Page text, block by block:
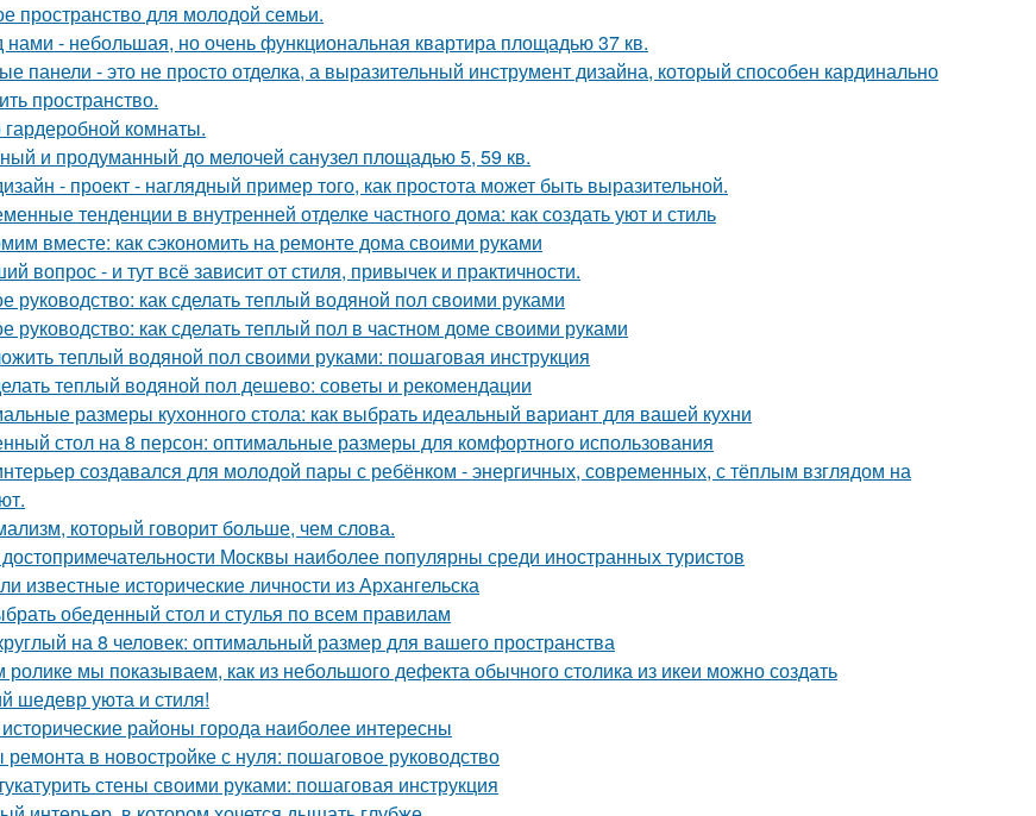
пространство для молодой семьи.
нами - небольшая, но очень функциональная квартира площадью 37 кв.
панели - это не просто отделка, а выразительный инструмент дизайна, который способен кардинально
пространство.
комнаты.
и продуманный до мелочей санузел площадью 5, 59 кв.
- проект - наглядный пример того, как простота может быть выразительной.
тенденции в внутренней отделке частного дома: как создать уют и стиль
вместе: как сэкономить на ремонте дома своими руками
вопрос - и тут всё зависит от стиля, привычек и практичности.
руководство: как сделать теплый водяной пол своими руками
руководство: как сделать теплый пол в частном доме своими руками
теплый водяной пол своими руками: пошаговая инструкция
теплый водяной пол дешево: советы и рекомендации
размеры кухонного стола: как выбрать идеальный вариант для вашей кухни
стол на 8 персон: оптимальные размеры для комфортного использования
создавался для молодой пары с ребёнком - энергичных, современных, с тёплым взглядом на
который говорит больше, чем слова.
Москвы наиболее популярны среди иностранных туристов
известные исторические личности из Архангельска
обеденный стол и стулья по всем правилам
на 8 человек: оптимальный размер для вашего пространства
ролике мы показываем, как из небольшого дефекта обычного столика из икеи можно создать
шедевр уюта и стиля!
районы города наиболее интересны
в новостройке с нуля: пошаговое руководство
стены своими руками: пошаговая инструкция